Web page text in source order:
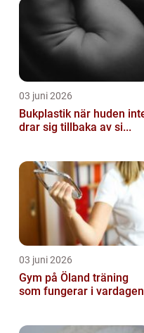
03 juni 2026
Bukplastik när huden inte
drar sig tillbaka av si...
03 juni 2026
Gym på Öland träning
som fungerar i vardagen